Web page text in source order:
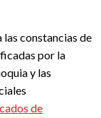
constancias de
por la
y las
de